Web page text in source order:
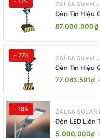
- 17% ZALAA Street
Đèn Tín Hiệu
Trời ZALAA
87.000.000₫
- 27% ZALAA Street
Đèn Tín Hiệu
Trời ZALAA
77.063.591₫
- 18% ZALAA SOLAR
Đèn LED Liền
TG 20W 25W
5.000.000₫